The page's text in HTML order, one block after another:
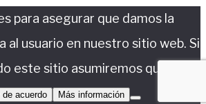
para asegurar que damos la
al usuario en nuestro sitio web. Si
este sitio asumiremos que está
de acuerdo Más información